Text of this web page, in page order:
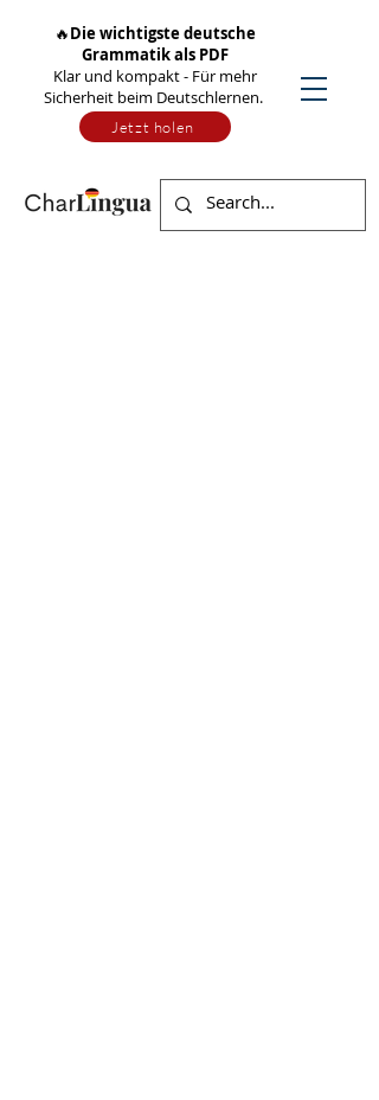
🔥Die wichtigste deutsche
Grammatik als PDF
Klar und kompakt - Für mehr
Sicherheit beim Deutschlernen.
Jetzt holen